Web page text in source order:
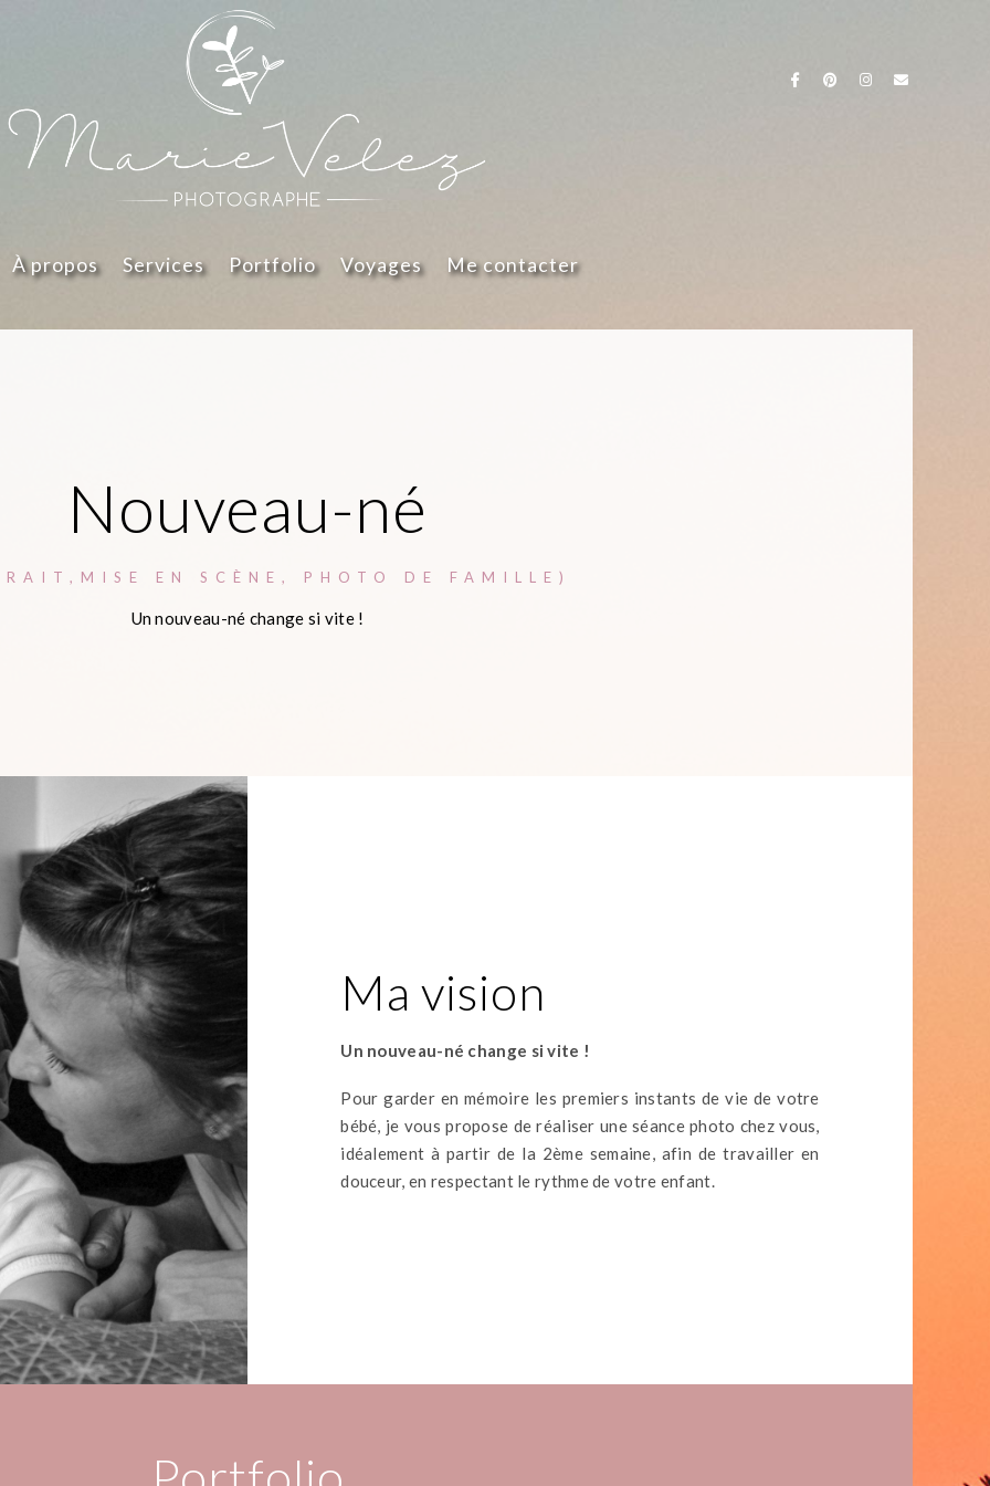
À propos Services Portfolio Voyages Me contacter
Nouveau-né
EN SCÈNE, PHOTO DE FAMILLE)
Un nouveau-né change si vite !
Ma vision
Un nouveau-né change si vite !
Pour garder en mémoire les premiers instants de vie de votre
bébé, je vous propose de réaliser une séance photo chez vous,
idéalement à partir de la 2ème semaine, afin de travailler en
douceur, en respectant le rythme de votre enfant.